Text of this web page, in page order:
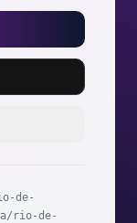
de-
rio-de-